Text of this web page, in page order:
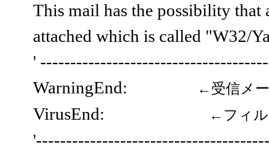
This mail has the possibility that
attached which is called "W32/
'
WarningEnd:
←受信メ
VirusEnd: ←フィ